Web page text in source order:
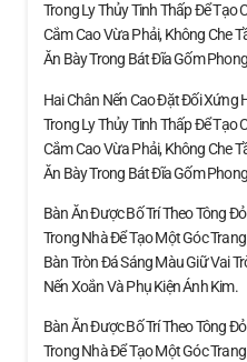
Trong Ly Thủy Tinh Thấp Để Tạo
Cắm Cao Vừa Phải, Không Che
Ăn Bày Trong Bát Đĩa Gốm
Hai Chân Nến Cao Đặt Đối Xứng
Trong Ly Thủy Tinh Thấp Để Tạo
Cắm Cao Vừa Phải, Không Che
Ăn Bày Trong Bát Đĩa Gốm
Bàn Ăn Được Bố Trí Theo Tông
Trong Nhà Để Tạo Một Góc
Bàn Tròn Đá Sáng Màu Giữ Vai
Nến Xoắn Và Phụ Kiện Ánh Kim.
Bàn Ăn Được Bố Trí Theo Tông
Trong Nhà Để Tạo Một Góc